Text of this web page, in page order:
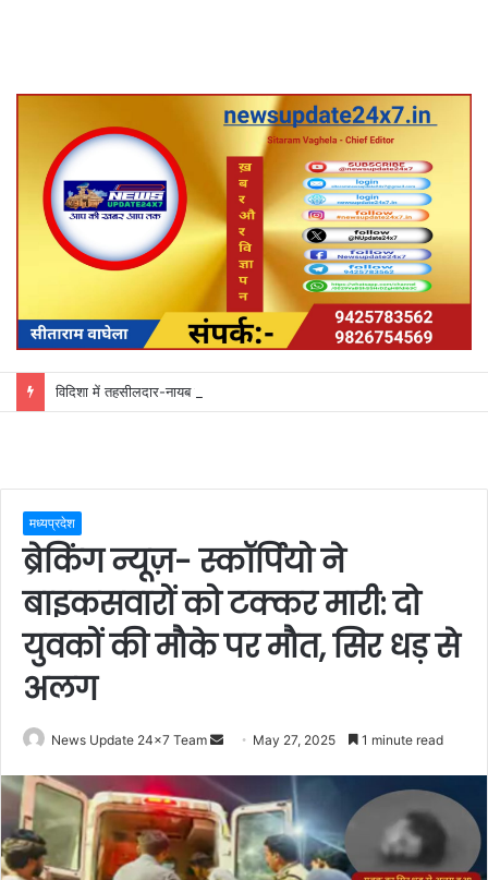
मध्यप्रदेश
ब्रेकिंग न्यूज़- स्कॉर्पियो ने
बाइकसवारों को टक्कर मारी: दो
युवकों की मौके पर मौत, सिर धड़ से
अलग
News Update 24x7 Team
Send
email
May 27, 2025 1 minute read